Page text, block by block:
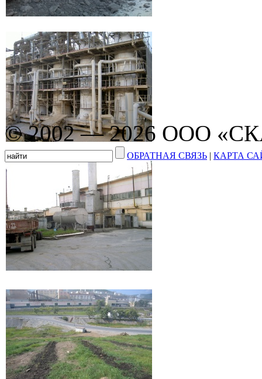
© 2002 — 2026 ООО
ОБРАТНАЯ СВЯЗЬ | КАРТА